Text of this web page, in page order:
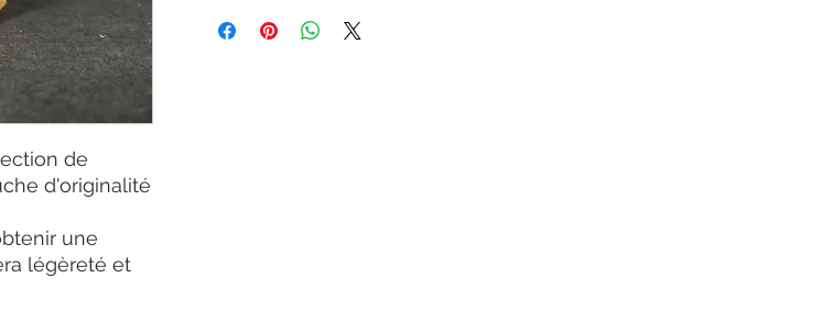
de
d'originalité
une
légèreté et